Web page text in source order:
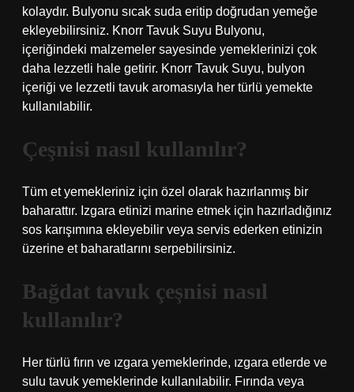
kolaydır. Bulyonu sıcak suda eritip doğrudan yemeğe
ekleyebilirsiniz. Knorr Tavuk Suyu Bulyonu,
içeriğindeki malzemeler sayesinde yemeklerinizi çok
daha lezzetli hale getirir. Knorr Tavuk Suyu, bulyon
içeriği ve lezzetli tavuk aromasıyla her türlü yemekte
kullanılabilir.
Çeşnisi nasıl kullanılır?
Tüm et yemekleriniz için özel olarak hazırlanmış bir
baharattır. Izgara etinizi marine etmek için hazırladığınız
sos karışımına ekleyebilir veya servis ederken etinizin
üzerine et baharatlarını serpebilirsiniz.
Bağdat tavuk çeşnisi nasıl
kullanılır?
Her türlü fırın ve ızgara yemeklerinde, ızgara etlerde ve
sulu tavuk yemeklerinde kullanılabilir. Fırında veya